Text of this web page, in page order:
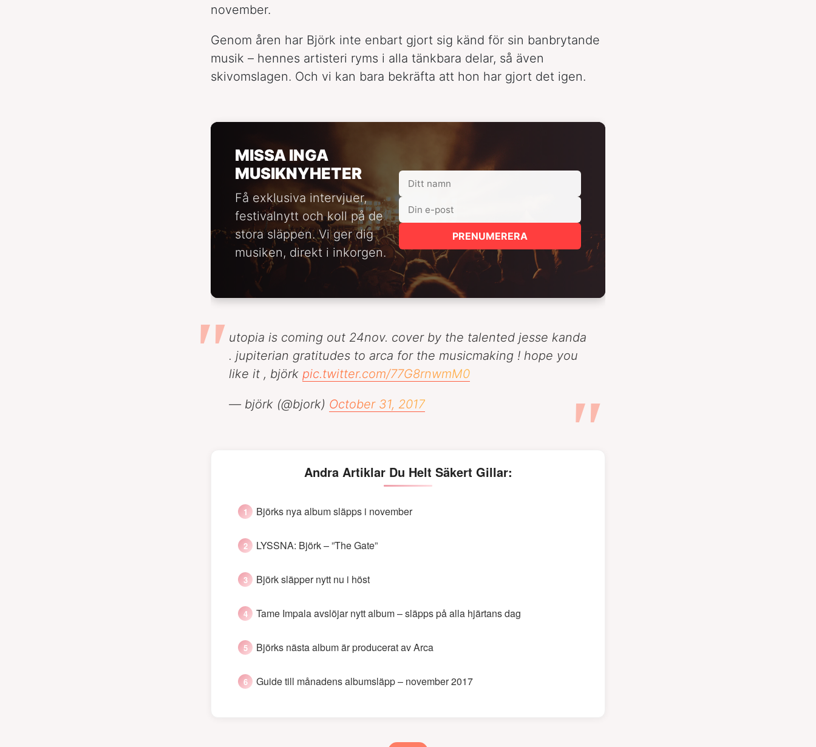
november.
Genom åren har Björk inte enbart gjort sig känd för sin banbrytande
musik – hennes artisteri ryms i alla tänkbara delar, så även
skivomslagen. Och vi kan bara bekräfta att hon har gjort det igen.
MISSA INGA
MUSIKNYHETER
Få exklusiva intervjuer,
festivalnytt och koll på de
stora släppen. Vi ger dig
musiken, direkt i inkorgen.
PRENUMERERA
utopia is coming out 24nov. cover by the talented jesse kanda
. jupiterian gratitudes to arca for the musicmaking ! hope you
like it , björk pic.twitter.com/77G8rnwmM0
— björk (@bjork) October 31, 2017
Andra Artiklar Du Helt Säkert Gillar:
Björks nya album släpps i november
LYSSNA: Björk – ”The Gate”
Björk släpper nytt nu i höst
Tame Impala avslöjar nytt album – släpps på alla hjärtans dag
Björks nästa album är producerat av Arca
Guide till månadens albumsläpp – november 2017